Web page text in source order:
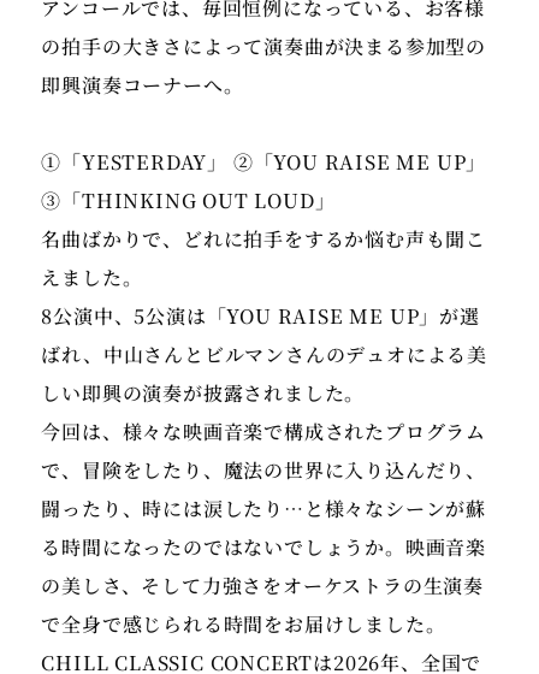
アンコールでは、毎回恒例になっている、お客様
の拍手の大きさによって演奏曲が決まる参加型の
即興演奏コーナーへ。
①「YESTERDAY」 ②「YOU RAISE ME UP」
③「THINKING OUT LOUD」
名曲ばかりで、どれに拍手をするか悩む声も聞こ
えました。
8公演中、5公演は「YOU RAISE ME UP」が選
ばれ、中山さんとビルマンさんのデュオによる美
しい即興の演奏が披露されました。
今回は、様々な映画音楽で構成されたプログラム
で、冒険をしたり、魔法の世界に入り込んだり、
闘ったり、時には涙したり…と様々なシーンが蘇
る時間になったのではないでしょうか。映画音楽
の美しさ、そして力強さをオーケストラの生演奏
で全身で感じられる時間をお届けしました。
CHILL CLASSIC CONCERTは2026年、全国で